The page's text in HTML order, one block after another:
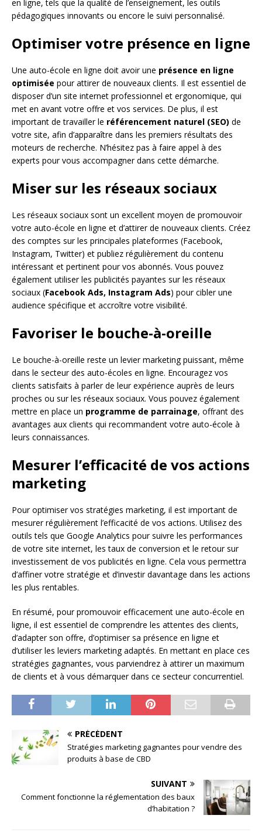
en ligne, tels que la qualité de l’enseignement, les outils
pédagogiques innovants ou encore le suivi personnalisé.
Optimiser votre présence en ligne
Une auto-école en ligne doit avoir une présence en ligne
optimisée pour attirer de nouveaux clients. Il est essentiel de
disposer d’un site internet professionnel et ergonomique, qui
met en avant votre offre et vos services. De plus, il est
important de travailler le référencement naturel (SEO) de
votre site, afin d’apparaître dans les premiers résultats des
moteurs de recherche. N’hésitez pas à faire appel à des
experts pour vous accompagner dans cette démarche.
Miser sur les réseaux sociaux
Les réseaux sociaux sont un excellent moyen de promouvoir
votre auto-école en ligne et d’attirer de nouveaux clients. Créez
des comptes sur les principales plateformes (Facebook,
Instagram, Twitter) et publiez régulièrement du contenu
intéressant et pertinent pour vos abonnés. Vous pouvez
également utiliser les publicités payantes sur les réseaux
sociaux (Facebook Ads, Instagram Ads) pour cibler une
audience spécifique et accroître votre visibilité.
Favoriser le bouche-à-oreille
Le bouche-à-oreille reste un levier marketing puissant, même
dans le secteur des auto-écoles en ligne. Encouragez vos
clients satisfaits à parler de leur expérience auprès de leurs
proches ou sur les réseaux sociaux. Vous pouvez également
mettre en place un programme de parrainage, offrant des
avantages aux clients qui recommandent votre auto-école à
leurs connaissances.
Mesurer l’efficacité de vos actions
marketing
Pour optimiser vos stratégies marketing, il est important de
mesurer régulièrement l’efficacité de vos actions. Utilisez des
outils tels que Google Analytics pour suivre les performances
de votre site internet, les taux de conversion et le retour sur
investissement de vos publicités en ligne. Cela vous permettra
d’affiner votre stratégie et d’investir davantage dans les actions
les plus rentables.
En résumé, pour promouvoir efficacement une auto-école en
ligne, il est essentiel de comprendre les attentes des clients,
d’adapter son offre, d’optimiser sa présence en ligne et
d’utiliser les leviers marketing adaptés. En mettant en place ces
stratégies gagnantes, vous parviendrez à attirer un maximum
de clients et à vous démarquer dans ce secteur concurrentiel.
PRÉCÉDENT
Stratégies marketing gagnantes pour vendre des
produits à base de CBD
SUIVANT
Comment fonctionne la réglementation des baux
d’habitation ?